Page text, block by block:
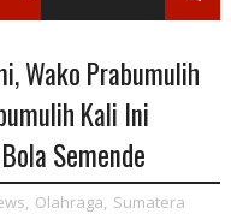
Wako Prabumulih
Kali Ini
Semende
, Olahraga, Sumatera